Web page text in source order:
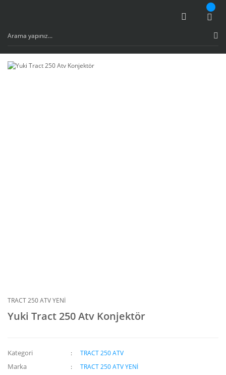
TRACT 250 ATV YENİ
Yuki Tract 250 Atv Konjektör
Kategori TRACT 250 ATV
Marka TRACT 250 ATV YENİ